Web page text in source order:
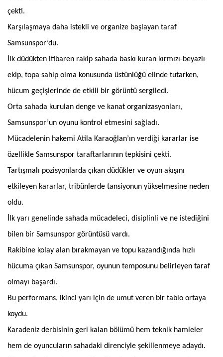
çekti.
Karşılaşmaya daha istekli ve organize başlayan taraf
Samsunspor’du.
İlk düdükten itibaren rakip sahada baskı kuran kırmızı-beyazlı
ekip, topa sahip olma konusunda üstünlüğü elinde tutarken,
hücum geçişlerinde de etkili bir görüntü sergiledi.
Orta sahada kurulan denge ve kanat organizasyonları,
Samsunspor’un oyunu kontrol etmesini sağladı.
Mücadelenin hakemi Atila Karaoğlan’ın verdiği kararlar ise
özellikle Samsunspor taraftarlarının tepkisini çekti.
Tartışmalı pozisyonlarda çıkan düdükler ve oyun akışını
etkileyen kararlar, tribünlerde tansiyonun yükselmesine neden
oldu.
İlk yarı genelinde sahada mücadeleci, disiplinli ve ne istediğini
bilen bir Samsunspor görüntüsü vardı.
Rakibine kolay alan bırakmayan ve topu kazandığında hızlı
hücuma çıkan Samsunspor, oyunun temposunu belirleyen taraf
olmayı başardı.
Bu performans, ikinci yarı için de umut veren bir tablo ortaya
koydu.
Karadeniz derbisinin geri kalan bölümü hem teknik hamleler
hem de oyuncuların sahadaki direnciyle şekillenmeye adaydı.